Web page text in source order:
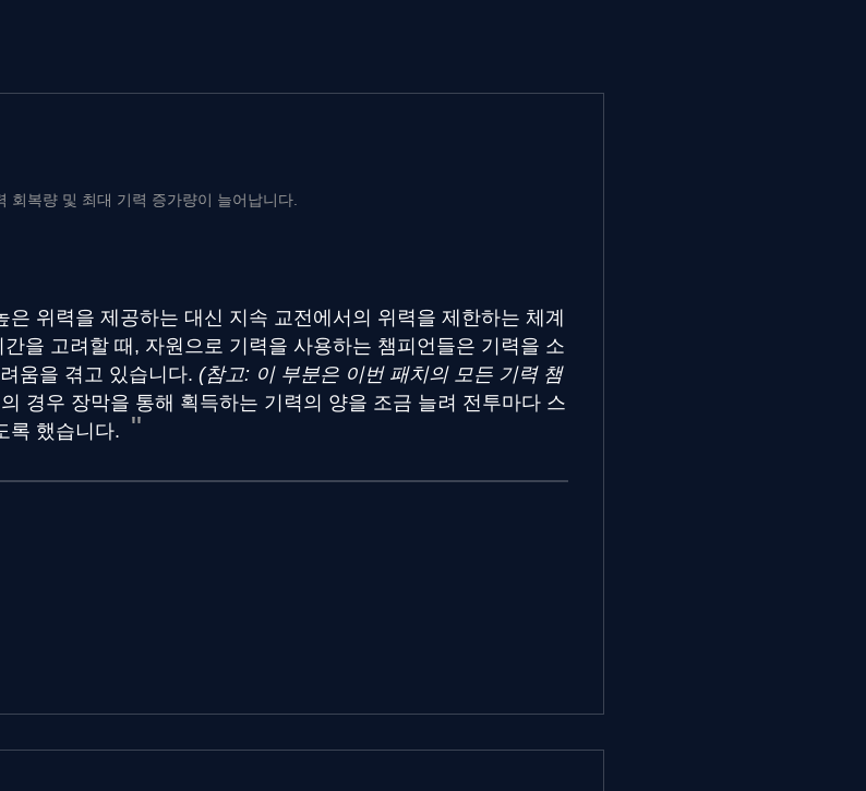
회복량 및 최대 기력 증가량이 늘어납니다.
은 위력을 제공하는 대신 지속 교전에서의 위력을 제한하는 체계
을 고려할 때, 자원으로 기력을 사용하는 챔피언들은 기력을 소
움을 겪고 있습니다. (참고: 이 부분은 이번 패치의 모든 기력 챔
경우 장막을 통해 획득하는 기력의 양을 조금 늘려 전투마다 스
록 했습니다.